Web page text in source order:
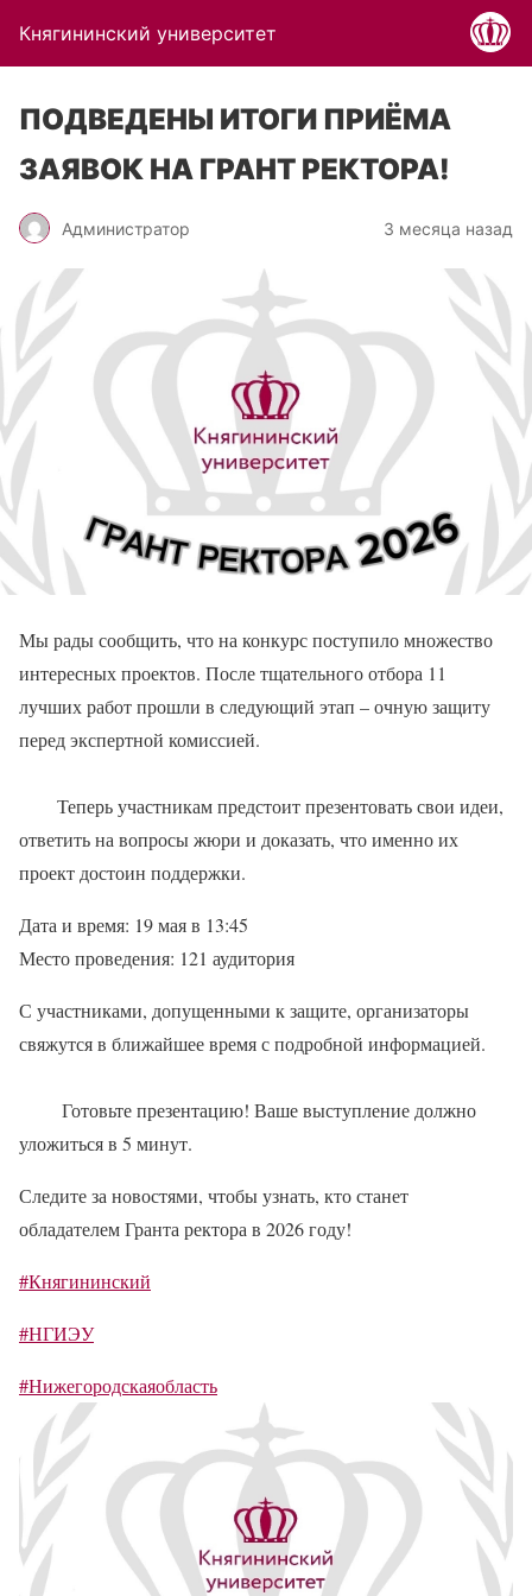
Княгининский университет
ПОДВЕДЕНЫ ИТОГИ ПРИЁМА
ЗАЯВОК НА ГРАНТ РЕКТОРА!
Администратор 3 месяца назад
Мы рады сообщить, что на конкурс поступило множество
интересных проектов. После тщательного отбора 11
лучших работ прошли в следующий этап – очную защиту
перед экспертной комиссией.
Теперь участникам предстоит презентовать свои идеи,
ответить на вопросы жюри и доказать, что именно их
проект достоин поддержки.
Дата и время: 19 мая в 13:45
Место проведения: 121 аудитория
С участниками, допущенными к защите, организаторы
свяжутся в ближайшее время с подробной информацией.
Готовьте презентацию! Ваше выступление должно
уложиться в 5 минут.
Следите за новостями, чтобы узнать, кто станет
обладателем Гранта ректора в 2026 году!
#Княгининский
#НГИЭУ
#Нижегородскаяобласть